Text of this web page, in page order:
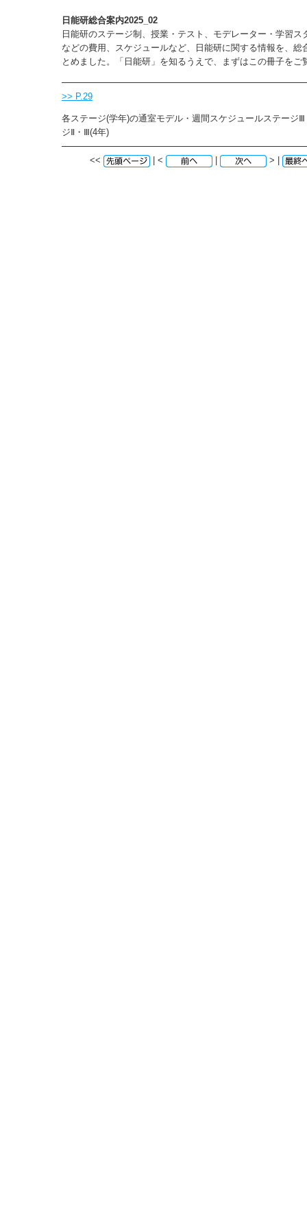
日能研総合案内2025_02
日能研のステージ制、授業・テスト、モデレーター・学習ス
などの費用、スケジュールなど、日能研に関する情報を、総
とめました。「日能研」を知るうえで、まずはこの冊子をご
>> P.29
各ステージ(学年)の通室モデル・週間スケジュールステージ
ジⅡ・Ⅲ(4年)
<< | < | > |